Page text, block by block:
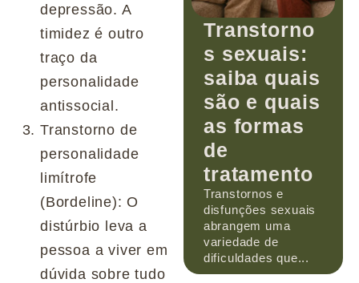
depressão. A
timidez é outro
traço da
personalidade
antissocial.
Transtorno de
personalidade
limítrofe
(Bordeline): O
distúrbio leva a
pessoa a viver em
dúvida sobre tudo
Transtorno
s sexuais:
saiba quais
são e quais
as formas
de
tratamento
Transtornos e
disfunções sexuais
abrangem uma
variedade de
dificuldades que...